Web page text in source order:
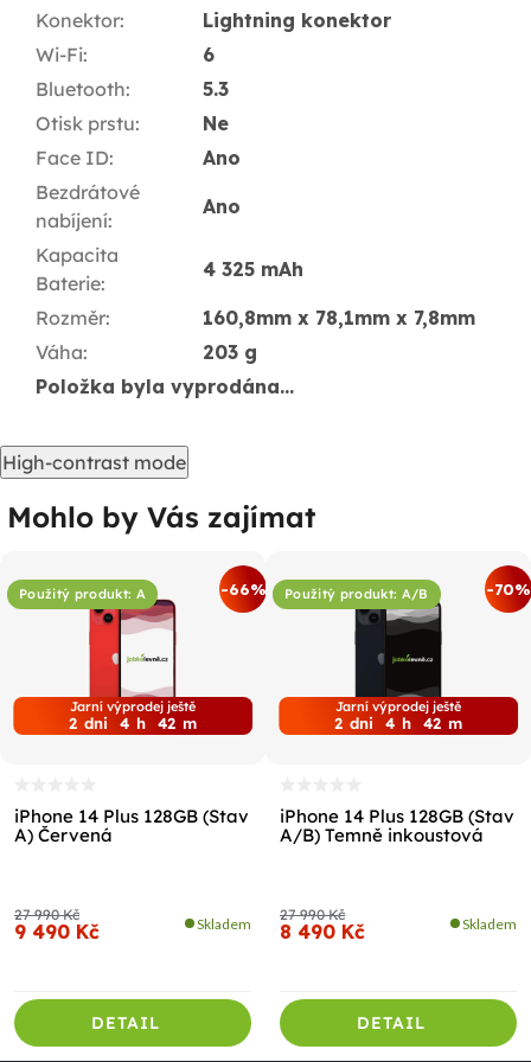
Konektor:
Lightning konektor
Wi-Fi:
6
Bluetooth:
5.3
Otisk prstu:
Ne
Face ID:
Ano
Bezdrátové
nabíjení:
Ano
Kapacita
Baterie:
4 325 mAh
Rozměr:
160,8mm x 78,1mm x 7,8mm
Váha:
203 g
Položka byla vyprodána…
High-contrast mode
Mohlo by Vás zajímat
Použitý produkt: A -66%
Jarní výprodej ještě
2 dni 4 h 42 m
iPhone 14 Plus 128GB (Stav
A) Červená
27 990 Kč
9 490 Kč Skladem
DETAIL
Použitý produkt: A/B -70%
Jarní výprodej ještě
2 dni 4 h 42 m
iPhone 14 Plus 128GB (Stav
A/B) Temně inkoustová
27 990 Kč
8 490 Kč Skladem
DETAIL